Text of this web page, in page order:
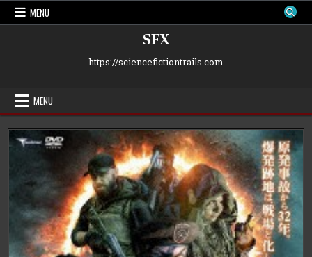
Skip
MENU
SFX
https://sciencefictiontrails.com
MENU